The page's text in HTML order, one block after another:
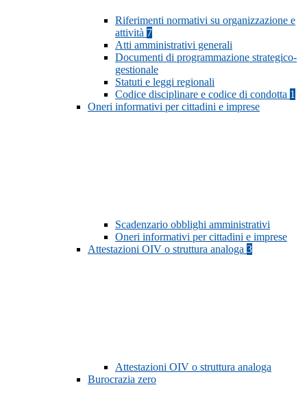
Riferimenti normativi su organizzazione e
attività 7
Atti amministrativi generali
Documenti di programmazione strategico-
gestionale
Statuti e leggi regionali
Codice disciplinare e codice di condotta 1
Oneri informativi per cittadini e imprese
Scadenzario obblighi amministrativi
Oneri informativi per cittadini e imprese
Attestazioni OIV o struttura analoga 3
Attestazioni OIV o struttura analoga
Burocrazia zero